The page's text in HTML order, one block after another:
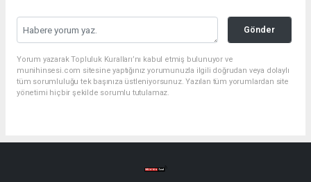
Gönder
Yorum yazarak Topluluk Kuralları’nı kabul etmiş bulunuyor ve
munihinsesi.com sitesine yaptığınız yorumunuzla ilgili doğrudan veya dolaylı
tüm sorumluluğu tek başınıza üstleniyorsunuz. Yazılan tüm yorumlardan site
yönetimi hiçbir şekilde sorumlu tutulamaz.